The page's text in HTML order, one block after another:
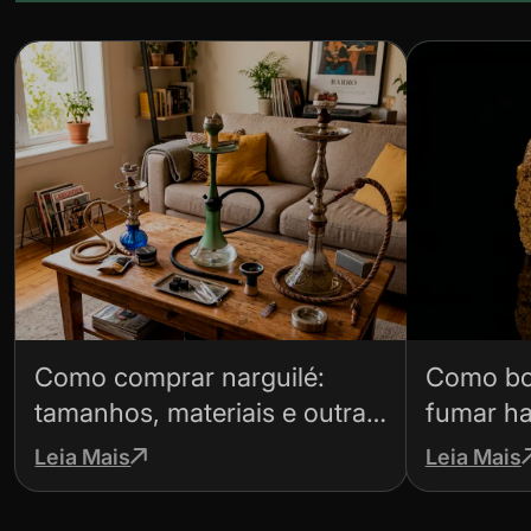
Como comprar narguilé:
tamanhos, materiais e outras
dicas
Leia Mais
Como
fumar
para não
Leia Mais